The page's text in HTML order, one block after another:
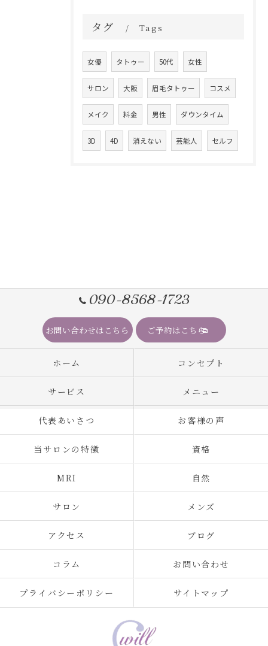
タグ Tags
女優 タトゥー 50代 女性
サロン 大阪 眉毛タトゥー コスメ
メイク 料金 男性 ダウンタイム
3D 4D 消えない 芸能人 セルフ
090-8568-1723
お問い合わせはこちら ご予約はこちら
ホーム コンセプト
サービス メニュー
代表あいさつ お客様の声
当サロンの特徴 資格
MRI 自然
サロン メンズ
アクセス ブログ
コラム お問い合わせ
プライバシーポリシー サイトマップ